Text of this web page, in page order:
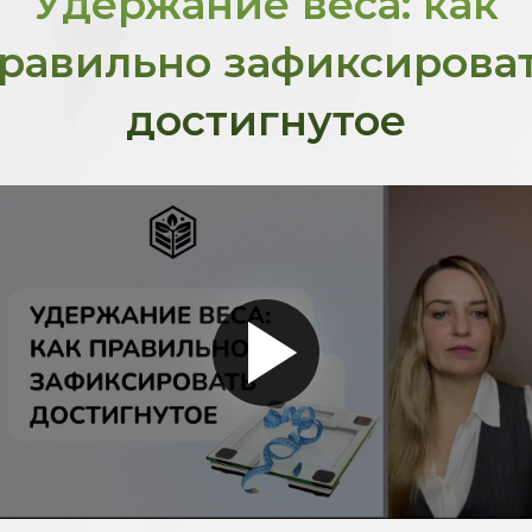
достигнутое